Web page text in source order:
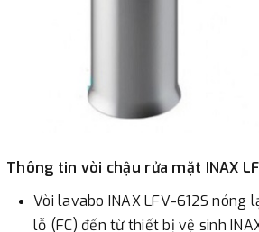
Thông tin vòi chậu rửa mặt INAX
Vòi lavabo INAX LFV-612S nóng
lỗ (FC) đến từ thiết bị vệ sinh